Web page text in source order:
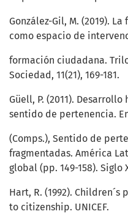
González-Gil, M. (2019).
como espacio de
formación ciudadana.
Sociedad, 11(21), 169-181.
Güell, P. (2011).
sentido de pertenencia.
(Comps.), Sentido de
fragmentadas. América
global (pp. 149-158). Siglo
Hart, R. (1992).
to citizenship. UNICEF.